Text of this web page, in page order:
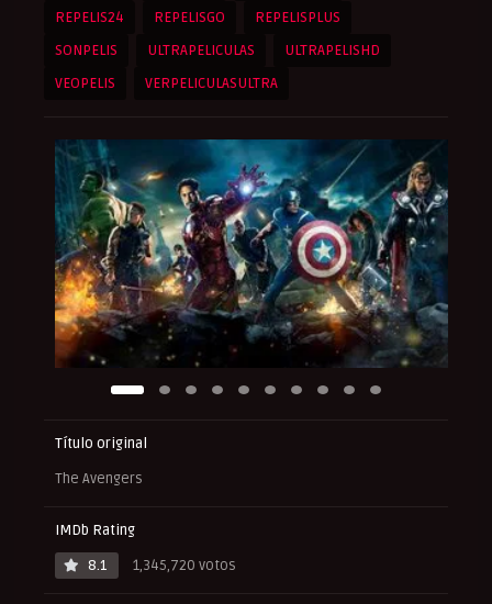
REPELIS24 REPELISGO
REPELISPLUS
SONPELIS
ULTRAPELICULAS
ULTRAPELISHD
VEOPELIS
VERPELICULASULTRA
Título original
The Avengers
IMDb Rating
8.1
1,345,720 votos